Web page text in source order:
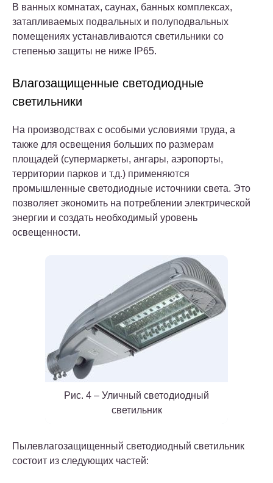
В ванных комнатах, саунах, банных комплексах,
затапливаемых подвальных и полуподвальных
помещениях устанавливаются светильники со
степенью защиты не ниже IP65.
Влагозащищенные светодиодные
светильники
На производствах с особыми условиями труда, а
также для освещения больших по размерам
площадей (супермаркеты, ангары, аэропорты,
территории парков и т.д.) применяются
промышленные светодиодные источники света. Это
позволяет экономить на потреблении электрической
энергии и создать необходимый уровень
освещенности.
Рис. 4 – Уличный светодиодный
светильник
Пылевлагозащищенный светодиодный светильник
состоит из следующих частей: